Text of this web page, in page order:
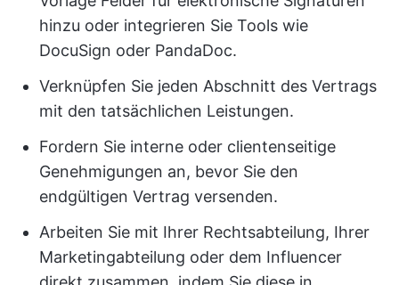
hinzu oder integrieren Sie Tools wie
DocuSign oder PandaDoc.
Verknüpfen Sie jeden Abschnitt des Vertrags
mit den tatsächlichen Leistungen.
Fordern Sie interne oder clientenseitige
Genehmigungen an, bevor Sie den
endgültigen Vertrag versenden.
Arbeiten Sie mit Ihrer Rechtsabteilung, Ihrer
Marketingabteilung oder dem Influencer